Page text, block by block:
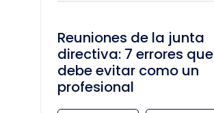
Reuniones de la junta
directiva: 7 errores que
debe evitar como un
profesional